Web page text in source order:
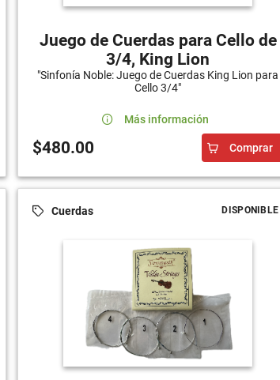
Juego de Cuerdas para Cello de
3/4, King Lion
"Sinfonía Noble: Juego de Cuerdas King Lion para
Cello 3/4"
Más información
$480.00 Comprar
Cuerdas DISPONIBLE